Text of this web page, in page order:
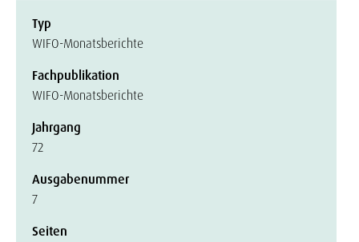
Typ
WIFO-Monatsberichte
Fachpublikation
WIFO-Monatsberichte
Jahrgang
72
Ausgabenummer
7
Seiten